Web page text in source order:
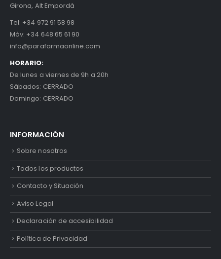
Girona, Alt Empordà
Tel: +34 972 91 58 98
Móv: +34 648 65 61 90
info@parafarmaonline.com
HORARIO:
De lunes a viernes de 9h a 20h
Sábados: CERRADO
Domingo: CERRADO
INFORMACIÓN
Sobre nosotros
Todos los productos
Contacto y Situación
Aviso Legal
Declaración de accesibilidad
Política de Privacidad